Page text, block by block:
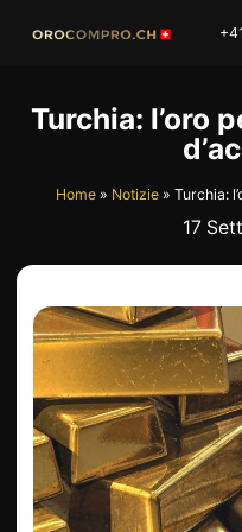
COMPRO PLATINO
COMPRO DIAMANTE
COMPRO OROLOGI
INVESTIRE
NEGOZIO
Turchia: l’oro
Home » Notizie » Turchia:
17